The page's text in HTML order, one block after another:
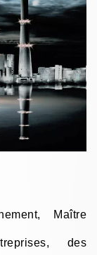
Maître
des